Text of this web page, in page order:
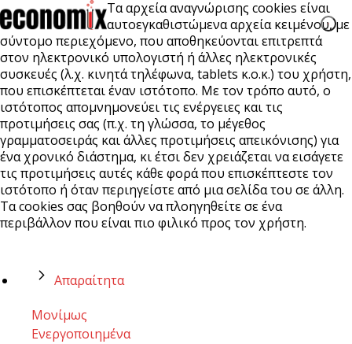
Τα αρχεία αναγνώρισης cookies είναι
αυτοεγκαθιστώμενα αρχεία κειμένου, με
σύντομο περιεχόμενο, που αποθηκεύονται επιτρεπτά
στον ηλεκτρονικό υπολογιστή ή άλλες ηλεκτρονικές
συσκευές (λ.χ. κινητά τηλέφωνα, tablets κ.ο.κ.) του χρήστη,
που επισκέπτεται έναν ιστότοπο. Με τον τρόπο αυτό, ο
ιστότοπος απομνημονεύει τις ενέργειες και τις
προτιμήσεις σας (π.χ. τη γλώσσα, το μέγεθος
γραμματοσειράς και άλλες προτιμήσεις απεικόνισης) για
ένα χρονικό διάστημα, κι έτσι δεν χρειάζεται να εισάγετε
τις προτιμήσεις αυτές κάθε φορά που επισκέπτεστε τον
ιστότοπο ή όταν περιηγείστε από μια σελίδα του σε άλλη.
Τα cookies σας βοηθούν να πλοηγηθείτε σε ένα
περιβάλλον που είναι πιο φιλικό προς τον χρήστη.
Απαραίτητα
Μονίμως
Ενεργοποιημένα